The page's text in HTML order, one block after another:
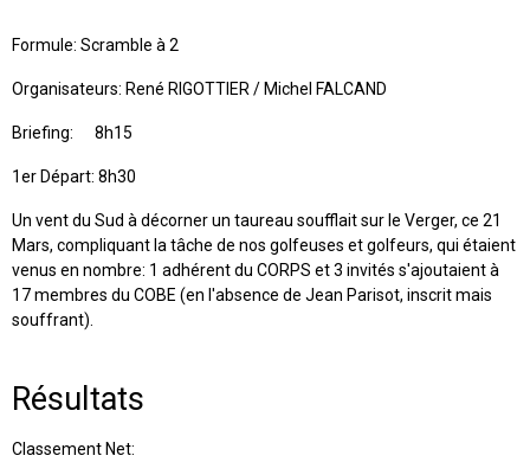
Formule: Scramble à 2
Organisateurs: René RIGOTTIER / Michel FALCAND
Briefing: 8h15
1er Départ: 8h30
Un vent du Sud à décorner un taureau soufflait sur le Verger, ce 21
Mars, compliquant la tâche de nos golfeuses et golfeurs, qui étaient
venus en nombre: 1 adhérent du CORPS et 3 invités s'ajoutaient à
17 membres du COBE (en l'absence de Jean Parisot, inscrit mais
souffrant).
Résultats
Classement Net: